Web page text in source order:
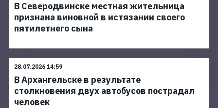
В Северодвинске местная жительница
признана виновной в истязании своего
пятилетнего сына
28.07.2026 14:59
В Архангельске в результате
столкновения двух автобусов пострадал
человек